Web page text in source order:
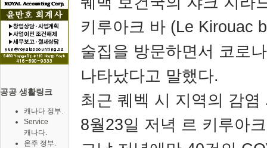
공공 생활링크
캐나다 정부.
Service
캐나다.
온주 정부.
키루아크 바 (Le Kirouac
술집을 방문하면서 코로
나타났다고 말했다.
최근 퀘벡 시 지역의 감
8월23일 저녁 르 키루아